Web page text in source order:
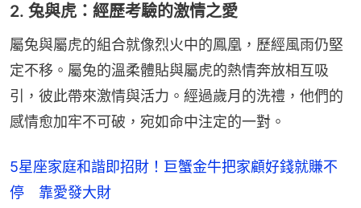
2. 兔與虎：經歷考驗的激情之愛
屬兔與屬虎的組合就像烈火中的鳳凰，歷經風雨仍堅
定不移。屬兔的溫柔體貼與屬虎的熱情奔放相互吸
引，彼此帶來激情與活力。經過歲月的洗禮，他們的
感情愈加牢不可破，宛如命中注定的一對。
5星座家庭和諧即招財！巨蟹金牛把家顧好錢就賺不
停 靠愛發大財